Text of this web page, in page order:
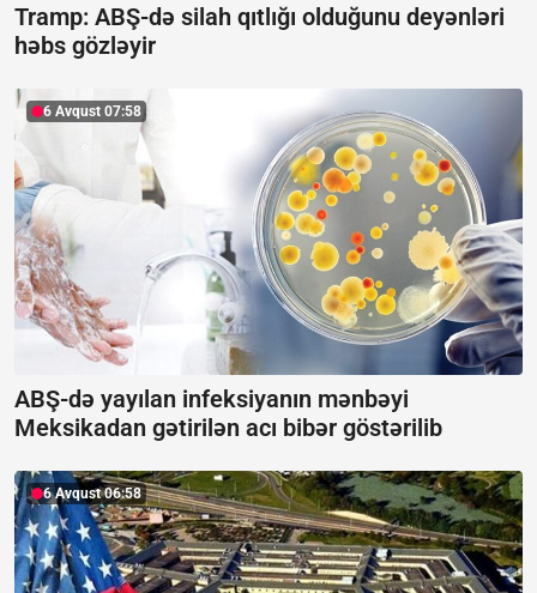
Tramp: ABŞ-də silah qıtlığı olduğunu deyənləri
həbs gözləyir
6 Avqust 07:58
ABŞ-də yayılan infeksiyanın mənbəyi
Meksikadan gətirilən acı bibər göstərilib
6 Avqust 06:58